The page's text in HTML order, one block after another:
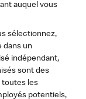
auquel vous
sélectionnez,
dans un
indépendant,
sont des
toutes les
potentiels,